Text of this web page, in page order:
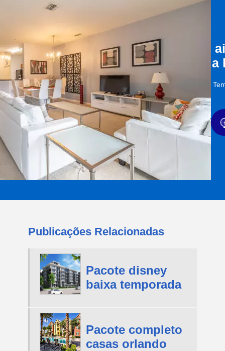
a
Publicações Relacionadas
Pacote disney
baixa temporada
Pacote completo
casas orlando